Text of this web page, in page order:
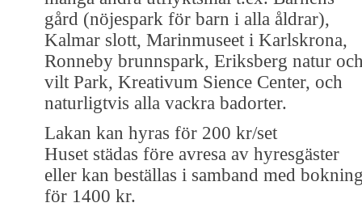
gård (nöjespark för barn i alla åldrar),
Kalmar slott, Marinmuseet i Karlskrona,
Ronneby brunnspark, Eriksberg natur
vilt Park, Kreativum Sience Center, och
naturligtvis alla vackra badorter.
Lakan kan hyras för 200 kr/set
Huset städas före avresa av hyresgäster
eller kan beställas i samband med
för 1400 kr.